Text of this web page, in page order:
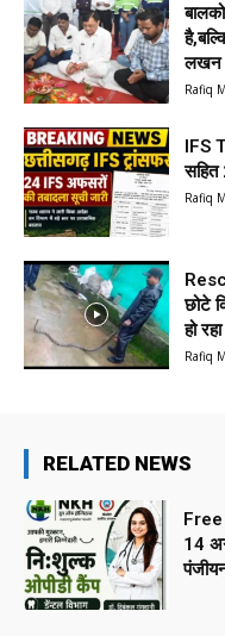
लखन
Rafiq
IFS
Rafiq
छोटे
हो
Rafiq
RELATED NEWS
14